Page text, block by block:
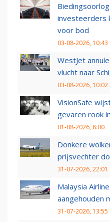
investeerders
voor bod
03-08-2026, 10:43
WestJet
vlucht naar
03-08-2026, 10:02
VisionSafe
gevaren rook
01-08-2026, 8:00
Donkere
prijsvechter
31-07-2026, 22:01
Malaysia
aangehouden
31-07-2026, 13:55